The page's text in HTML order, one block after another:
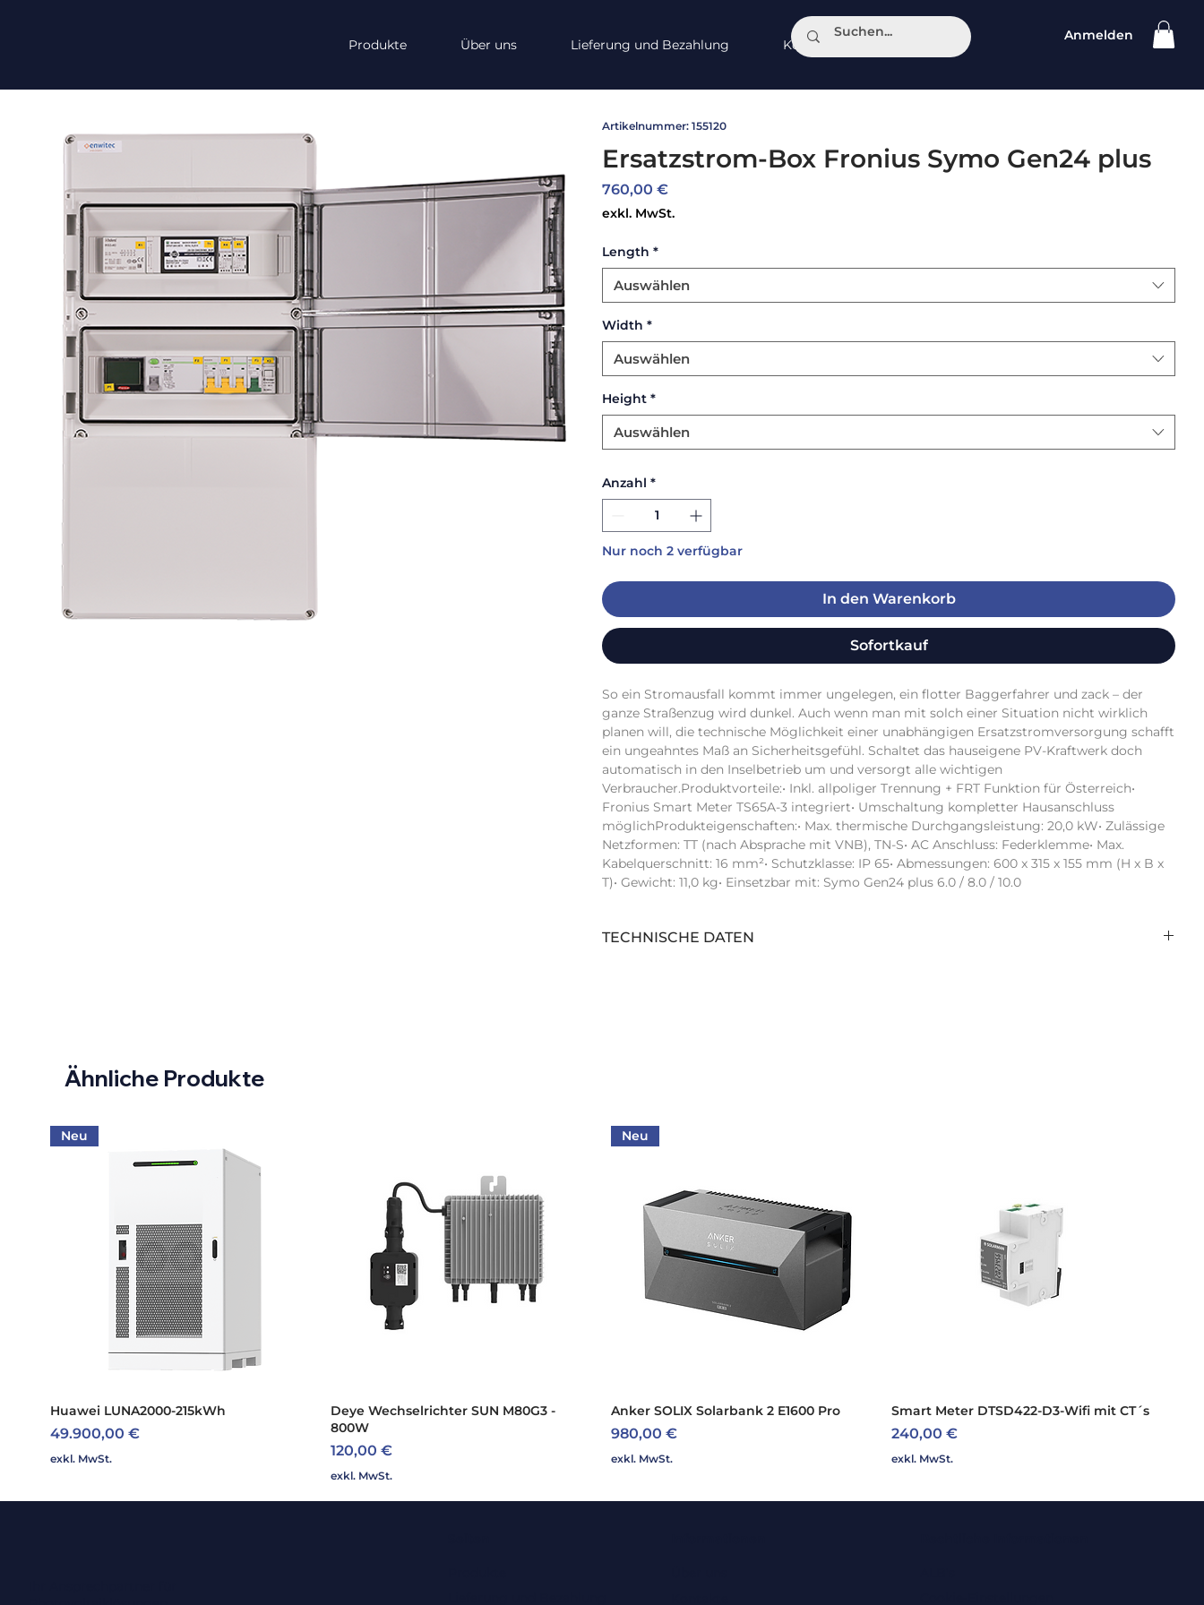
Produkte Über uns Lieferung und Bezahlung Kontakt
Anmelden
Ähnliche Produkte
Schnellansicht
Neu
Huawei LUNA2000-215kWh
Preis
49.900,00 €
exkl. MwSt.
Schnellansicht
Deye Wechselrichter SUN M80G3 -
800W
Preis
120,00 €
exkl. MwSt.
Schnellansicht
Neu
Anker SOLIX Solarbank 2 E1600 Pro
Preis
980,00 €
exkl. MwSt.
Schnellansicht
Smart Meter DTSD422-D3-Wifi mit CT´s
Preis
240,00 €
exkl. MwSt.
Artikelnummer: 155120
Ersatzstrom-Box Fronius Symo Gen24 plus
760,00 €Preis
exkl. MwSt.
Length *
Auswählen
Width *
Auswählen
Height *
Auswählen
Anzahl *
Nur noch 2 verfügbar
In den Warenkorb
Sofortkauf
So ein Stromausfall kommt immer ungelegen, ein flotter Baggerfahrer und zack – der
ganze Straßenzug wird dunkel. Auch wenn man mit solch einer Situation nicht wirklich
planen will, die technische Möglichkeit einer unabhängigen Ersatzstromversorgung schafft
ein ungeahntes Maß an Sicherheitsgefühl. Schaltet das hauseigene PV-Kraftwerk doch
automatisch in den Inselbetrieb um und versorgt alle wichtigen
Verbraucher.Produktvorteile:• Inkl. allpoliger Trennung + FRT Funktion für Österreich•
Fronius Smart Meter TS65A-3 integriert• Umschaltung kompletter Hausanschluss
möglichProdukteigenschaften:• Max. thermische Durchgangsleistung: 20,0 kW• Zulässige
Netzformen: TT (nach Absprache mit VNB), TN-S• AC Anschluss: Federklemme• Max.
Kabelquerschnitt: 16 mm²• Schutzklasse: IP 65• Abmessungen: 600 x 315 x 155 mm (H x B x
T)• Gewicht: 11,0 kg• Einsetzbar mit: Symo Gen24 plus 6.0 / 8.0 / 10.0
TECHNISCHE DATEN
Herstellerbezeichnung: :